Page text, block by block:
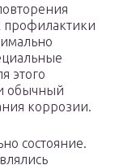
профилактики
этого
обычный
коррозии.
состояние.